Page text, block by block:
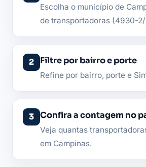
Escolha o município de
de transportadoras (4930-2/
Filtre por bairro e porte
Refine por bairro, porte e
Confira a contagem no
Veja quantas
em Campinas.